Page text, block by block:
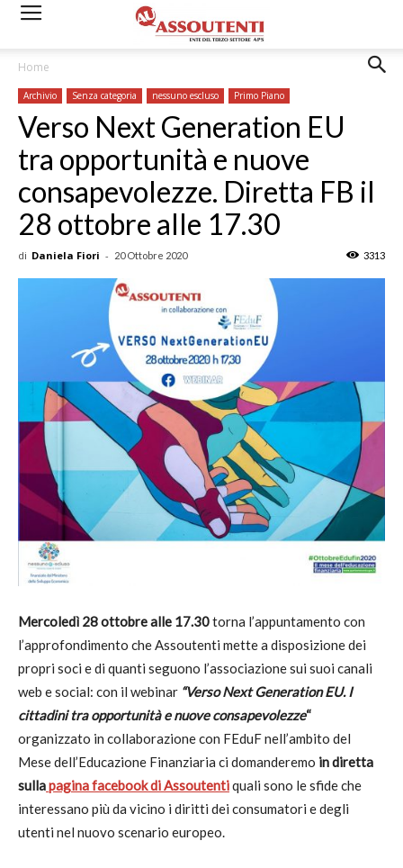
Home
Archivio Senza categoria nessuno escluso Primo Piano
Verso Next Generation EU
tra opportunità e nuove
consapevolezze. Diretta FB il
28 ottobre alle 17.30
di Daniela Fiori - 20 Ottobre 2020 3313
Mercoledì 28 ottobre alle 17.30torna l’appuntamento con
l’approfondimento che Assoutenti mette a disposizione dei
propri soci e di quanti seguono l’associazione sui suoi canali
web e social: con il webinar “Verso Next Generation EU. I
cittadini tra opportunità e nuove consapevolezze“
organizzato in collaborazione con FEduF nell’ambito del
Mese dell’Educazione Finanziaria ci domanderemo in diretta
sullapagina facebook di Assoutentiquali sono le sfide che
interessano più da vicino i diritti dei consumatori e degli
utenti nel nuovo scenario europeo.